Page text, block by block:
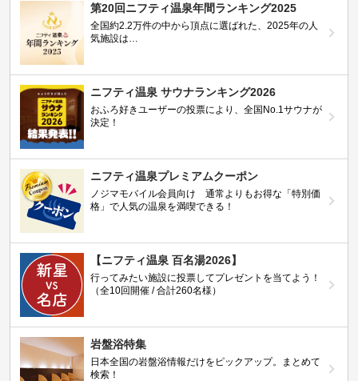
第20回ニフティ温泉年間ランキング2025
全国約2.2万件の中から頂点に選ばれた、2025年の人
気施設は…
ニフティ温泉 サウナランキング2026
おふろ好きユーザーの投票により、全国No.1サウナが
決定！
ニフティ温泉プレミアムクーポン
ノジマモバイル会員向け 通常よりもお得な「特別価
格」で人気の温泉を満喫できる！
【ニフティ温泉 百名湯2026】
行ってみたい施設に投票してプレゼントを当てよう！
（全10回開催 / 合計260名様）
岩盤浴特集
日本全国の岩盤浴情報だけをピックアップ。まとめて
検索！